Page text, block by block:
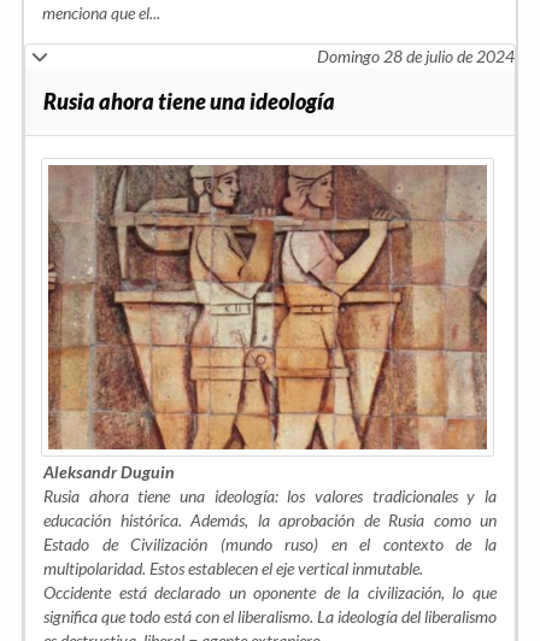
menciona que el...
Domingo 28 de julio de 2024
Rusia ahora tiene una ideología
Aleksandr Duguin
Rusia ahora tiene una ideología: los valores tradicionales y la
educación histórica. Además, la aprobación de Rusia como un
Estado de Civilización (mundo ruso) en el contexto de la
multipolaridad. Estos establecen el eje vertical inmutable.
Occidente está declarado un oponente de la civilización, lo que
significa que todo está con el liberalismo. La ideología del liberalismo